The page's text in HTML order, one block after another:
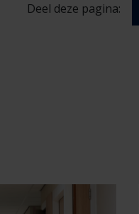
Deel deze pagina: